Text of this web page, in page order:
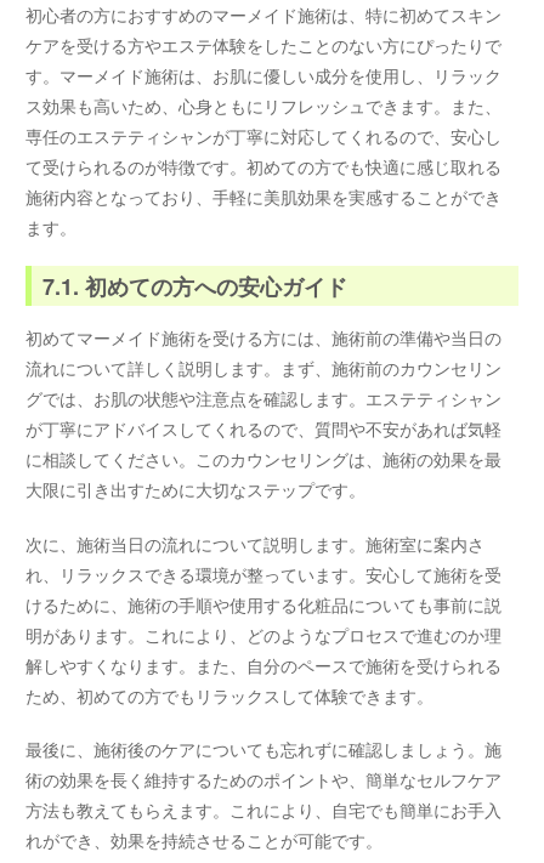
初心者の方におすすめのマーメイド施術は、特に初めてスキン
ケアを受ける方やエステ体験をしたことのない方にぴったりで
す。マーメイド施術は、お肌に優しい成分を使用し、リラック
ス効果も高いため、心身ともにリフレッシュできます。また、
専任のエステティシャンが丁寧に対応してくれるので、安心し
て受けられるのが特徴です。初めての方でも快適に感じ取れる
施術内容となっており、手軽に美肌効果を実感することができ
ます。
7.1. 初めての方への安心ガイド
初めてマーメイド施術を受ける方には、施術前の準備や当日の
流れについて詳しく説明します。まず、施術前のカウンセリン
グでは、お肌の状態や注意点を確認します。エステティシャン
が丁寧にアドバイスしてくれるので、質問や不安があれば気軽
に相談してください。このカウンセリングは、施術の効果を最
大限に引き出すために大切なステップです。
次に、施術当日の流れについて説明します。施術室に案内さ
れ、リラックスできる環境が整っています。安心して施術を受
けるために、施術の手順や使用する化粧品についても事前に説
明があります。これにより、どのようなプロセスで進むのか理
解しやすくなります。また、自分のペースで施術を受けられる
ため、初めての方でもリラックスして体験できます。
最後に、施術後のケアについても忘れずに確認しましょう。施
術の効果を長く維持するためのポイントや、簡単なセルフケア
方法も教えてもらえます。これにより、自宅でも簡単にお手入
れができ、効果を持続させることが可能です。